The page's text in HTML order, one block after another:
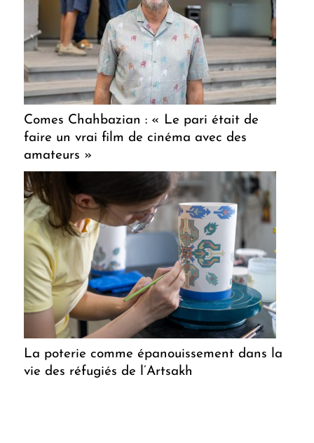
Comes Chahbazian : « Le pari était de
faire un vrai film de cinéma avec des
amateurs »
La poterie comme épanouissement dans la
vie des réfugiés de l’Artsakh